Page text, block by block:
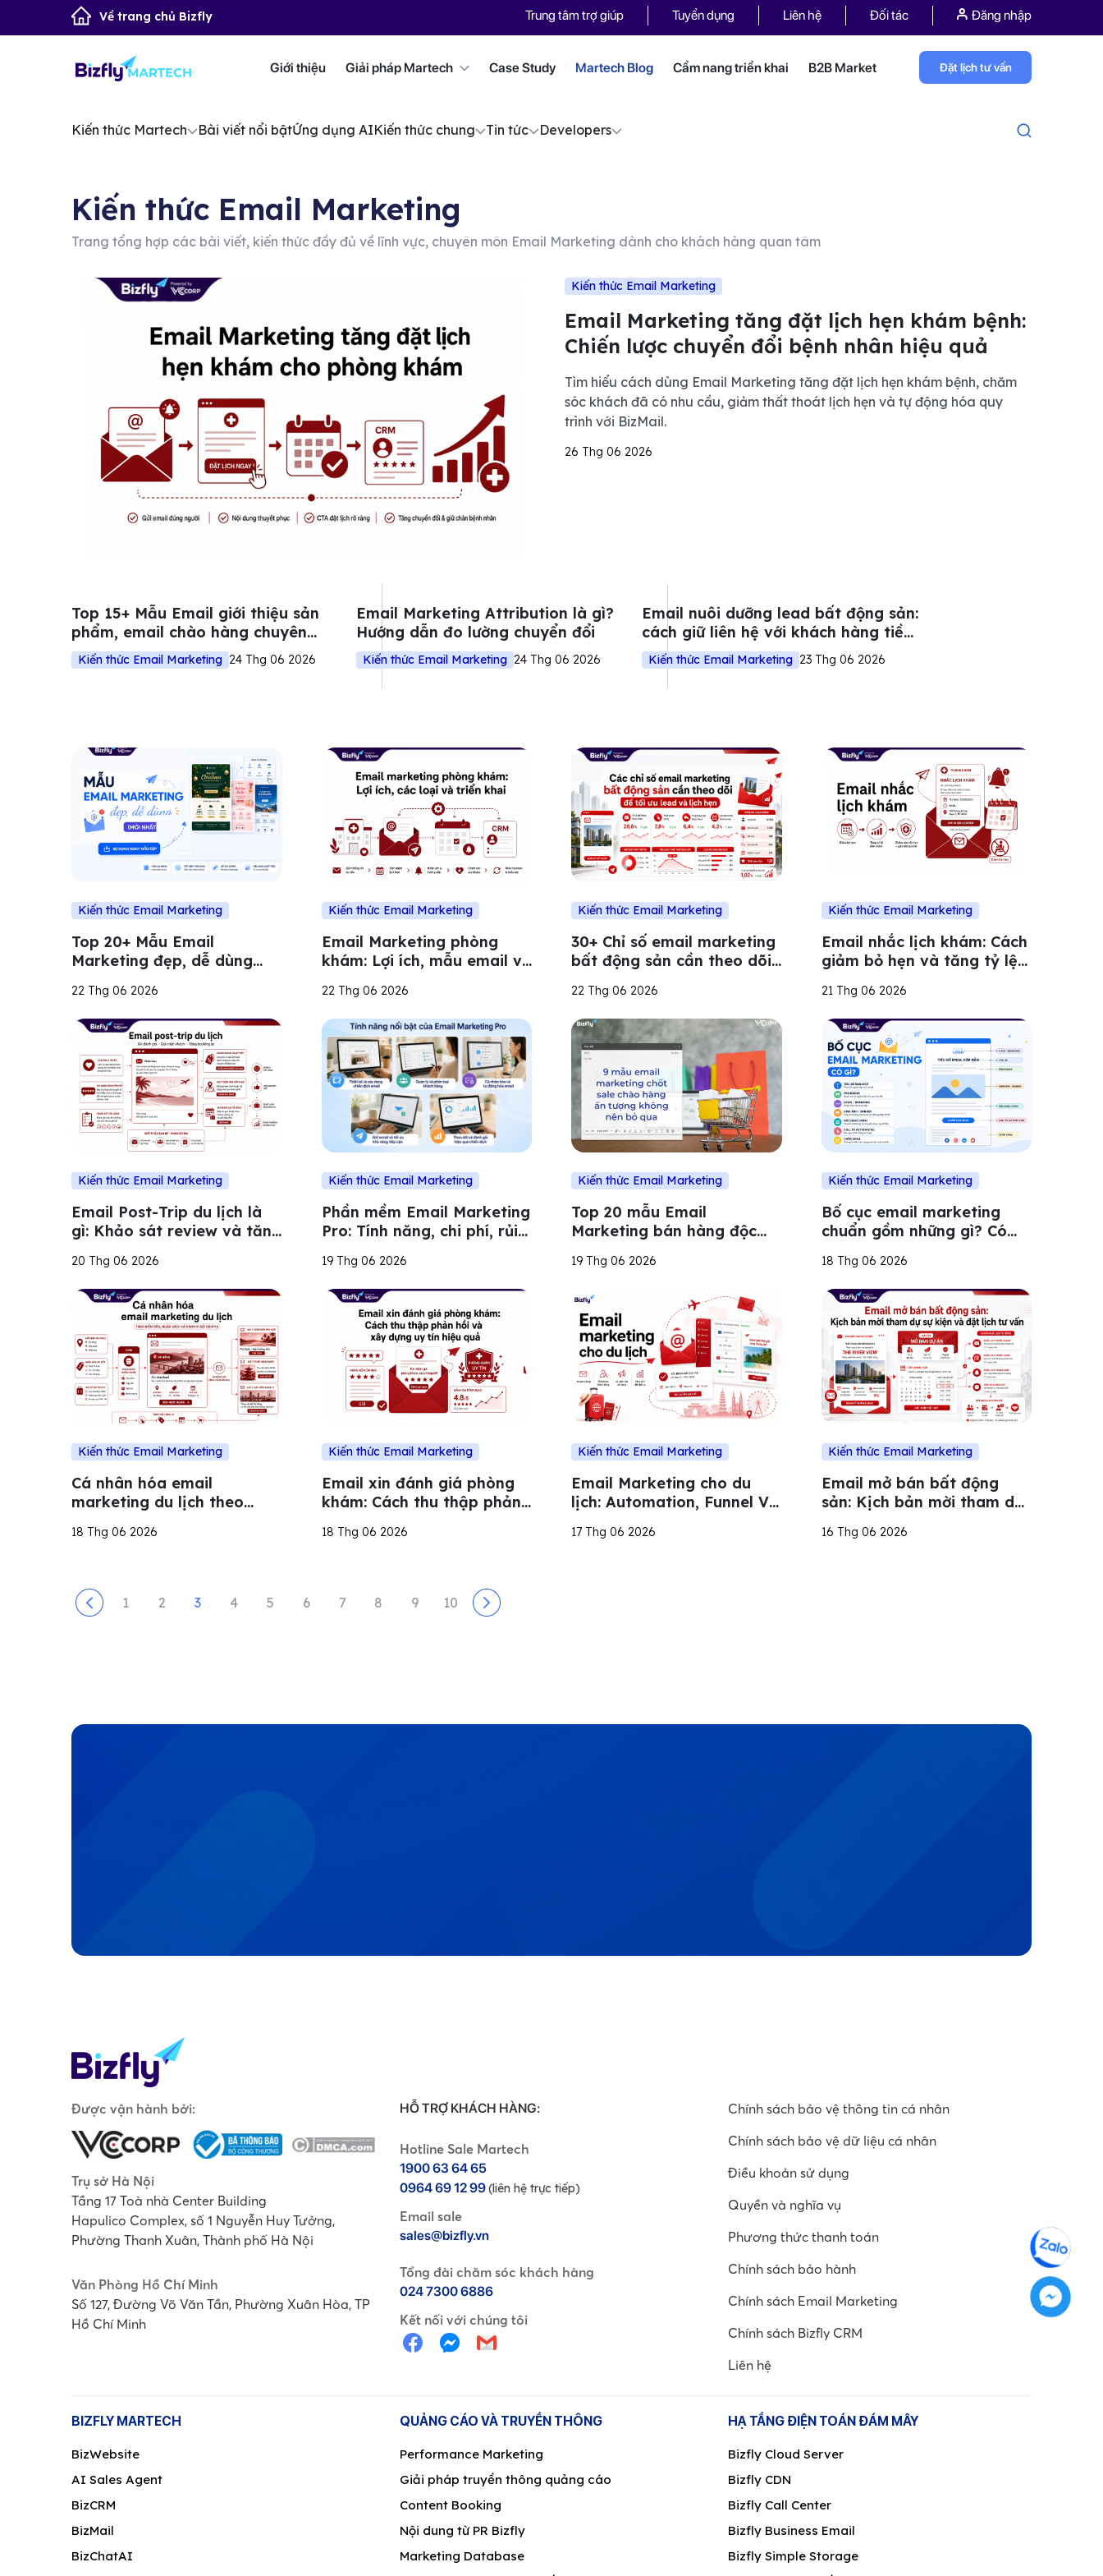
Về trang chủ Bizfly Trung tâm trợ giúp Tuyển dụng Liên hệ Đối tác Đăng nhập
Giới thiệu Giải pháp Martech Case Study Martech Blog Cẩm nang triển khai B2B Market Đặt lịch tư vấn
Kiến thức Martech Bài viết nổi bậtỨng dụng AIKiến thức chung Tin tức Developers
Kiến thức Email Marketing
Trang tổng hợp các bài viết, kiến thức đầy đủ về lĩnh vực, chuyên môn Email Marketing dành cho khách hàng quan tâm
Kiến thức Email Marketing
Email Marketing tăng đặt lịch hẹn khám bệnh:
Chiến lược chuyển đổi bệnh nhân hiệu quả
Tìm hiểu cách dùng Email Marketing tăng đặt lịch hẹn khám bệnh, chăm
sóc khách đã có nhu cầu, giảm thất thoát lịch hẹn và tự động hóa quy
trình với BizMail.
26 Thg 06 2026
Top 15+ Mẫu Email giới thiệu sản
phẩm, email chào hàng chuyên
nghiệp cho doanh nghiệp
Kiến thức Email Marketing 24 Thg 06 2026
Email Marketing Attribution là gì?
Hướng dẫn đo lường chuyển đổi
Kiến thức Email Marketing 24 Thg 06 2026
Email nuôi dưỡng lead bất động sản:
cách giữ liên hệ với khách hàng tiềm
năng
Kiến thức Email Marketing 23 Thg 06 2026
Kiến thức Email Marketing
Top 20+ Mẫu Email
Marketing đẹp, dễ dùng
22 Thg 06 2026
Kiến thức Email Marketing
Email Marketing phòng
khám: Lợi ích, mẫu email và
22 Thg 06 2026
Kiến thức Email Marketing
30+ Chỉ số email marketing
bất động sản cần theo dõi
22 Thg 06 2026
Kiến thức Email Marketing
Email nhắc lịch khám: Cách
giảm bỏ hẹn và tăng tỷ lệ
21 Thg 06 2026
Kiến thức Email Marketing
Email Post-Trip du lịch là
gì: Khảo sát review và tăng
20 Thg 06 2026
Kiến thức Email Marketing
Phần mềm Email Marketing
Pro: Tính năng, chi phí, rủi
19 Thg 06 2026
Kiến thức Email Marketing
Top 20 mẫu Email
Marketing bán hàng độc
19 Thg 06 2026
Kiến thức Email Marketing
Bố cục email marketing
chuẩn gồm những gì? Có
18 Thg 06 2026
Kiến thức Email Marketing
Cá nhân hóa email
marketing du lịch theo
hành vi đặt dịch vụ
18 Thg 06 2026
Kiến thức Email Marketing
Email xin đánh giá phòng
khám: Cách thu thập phản
quả
18 Thg 06 2026
Kiến thức Email Marketing
Email Marketing cho du
lịch: Automation, Funnel Và
17 Thg 06 2026
Kiến thức Email Marketing
Email mở bán bất động
sản: Kịch bản mời tham dự
16 Thg 06 2026
1 2 3 4 5 6 7 8 9 10
Được vận hành bởi:
Trụ sở Hà Nội
Tầng 17 Toà nhà Center Building
Hapulico Complex, số 1 Nguyễn Huy Tưởng,
Phường Thanh Xuân, Thành phố Hà Nội
Văn Phòng Hồ Chí Minh
Số 127, Đường Võ Văn Tần, Phường Xuân Hòa, TP
Hồ Chí Minh
HỖ TRỢ KHÁCH HÀNG:
Hotline Sale Martech
1900 63 64 65
0964 69 12 99(liên hệ trực tiếp)
Email sale
sales@bizfly.vn
Tổng đài chăm sóc khách hàng
024 7300 6886
Kết nối với chúng tôi
Chính sách bảo vệ thông tin cá nhân
Chính sách bảo vệ dữ liệu cá nhân
Điều khoản sử dụng
Quyền và nghĩa vụ
Phương thức thanh toán
Chính sách bảo hành
Chính sách Email Marketing
Chính sách Bizfly CRM
Liên hệ
BIZFLY MARTECH
BizWebsite
AI Sales Agent
BizCRM
BizMail
BizChatAI
QUẢNG CÁO VÀ TRUYỀN THÔNG
Performance Marketing
Giải pháp truyền thông quảng cáo
Content Booking
Nội dung từ PR Bizfly
Marketing Database
HẠ TẦNG ĐIỆN TOÁN ĐÁM MÂY
Bizfly Cloud Server
Bizfly CDN
Bizfly Call Center
Bizfly Business Email
Bizfly Simple Storage